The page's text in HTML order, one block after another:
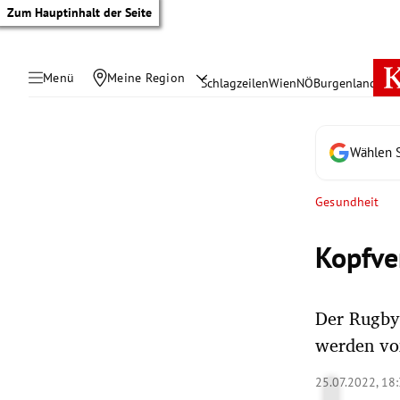
Zum Hauptinhalt der Seite
Menü Meine Region SchlagzeilenWienNÖBurgenland
Wählen
Gesundheit
Der
werden
25.07.2022,